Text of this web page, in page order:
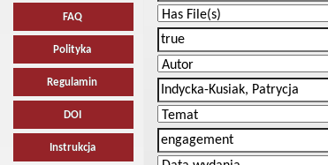
FAQ
Polityka
Regulamin
DOI
Instrukcja